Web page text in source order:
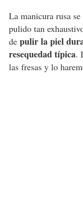
La manicura rusa
pulido tan
de pulir la piel
resequedad típica.
las fresas y lo